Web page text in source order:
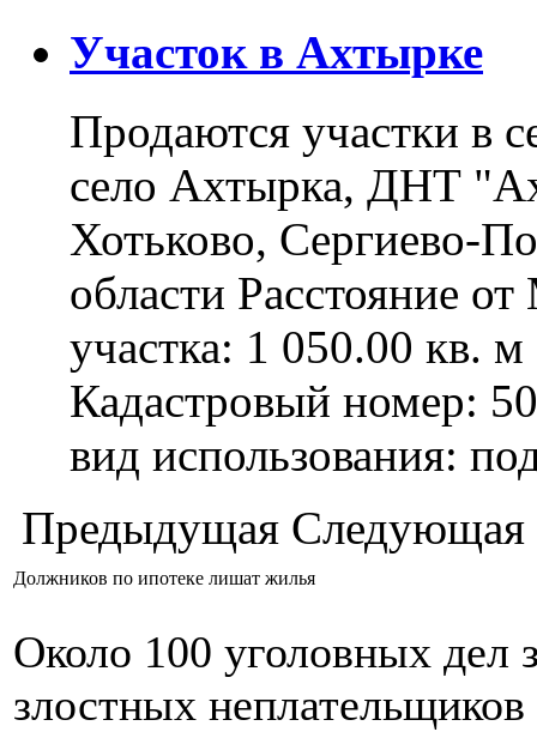
Участок в Ахтырке
Продаются участки в
село Ахтырка, ДНТ
Хотьково, Сергиево-
области Расстояние
участка: 1 050.00 кв.
Кадастровый номер:
вид использования:
Предыдущая Следующая
Должников по ипотеке лишат жилья
Около 100 уголовных дел
злостных